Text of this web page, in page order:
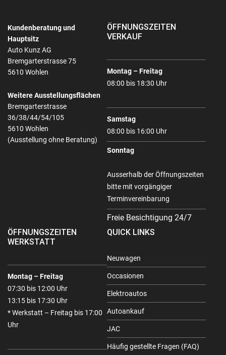
Kundenberatung und
Hauptsitz
Auto Kunz AG
Bremgarterstrasse 75
5610 Wohlen
Weitere Ausstellungsflächen
Bremgarterstrasse
36/38/44/54/105
5610 Wohlen
(Ausstellung ohne Beratung)
ÖFFNUNGSZEITEN
VERKAUF
Montag – Freitag
08:00 bis 18:30 Uhr
Samstag
08:00 bis 16:00 Uhr
Sonntag
Ausserhalb der Öffnungszeiten
bitte mit vorgängiger
Terminvereinbarung
Freie Besichtigung 24/7
ÖFFNUNGSZEITEN
WERKSTATT
Montag – Freitag
07:30 bis 12:00 Uhr
13:15 bis 17:30 Uhr
* Werkstatt – Freitag bis 17:00
Uhr
QUICK LINKS
Neuwagen
Occasionen
Elektroautos
Autoankauf
JAC
Häufig gestellte Fragen (FAQ)